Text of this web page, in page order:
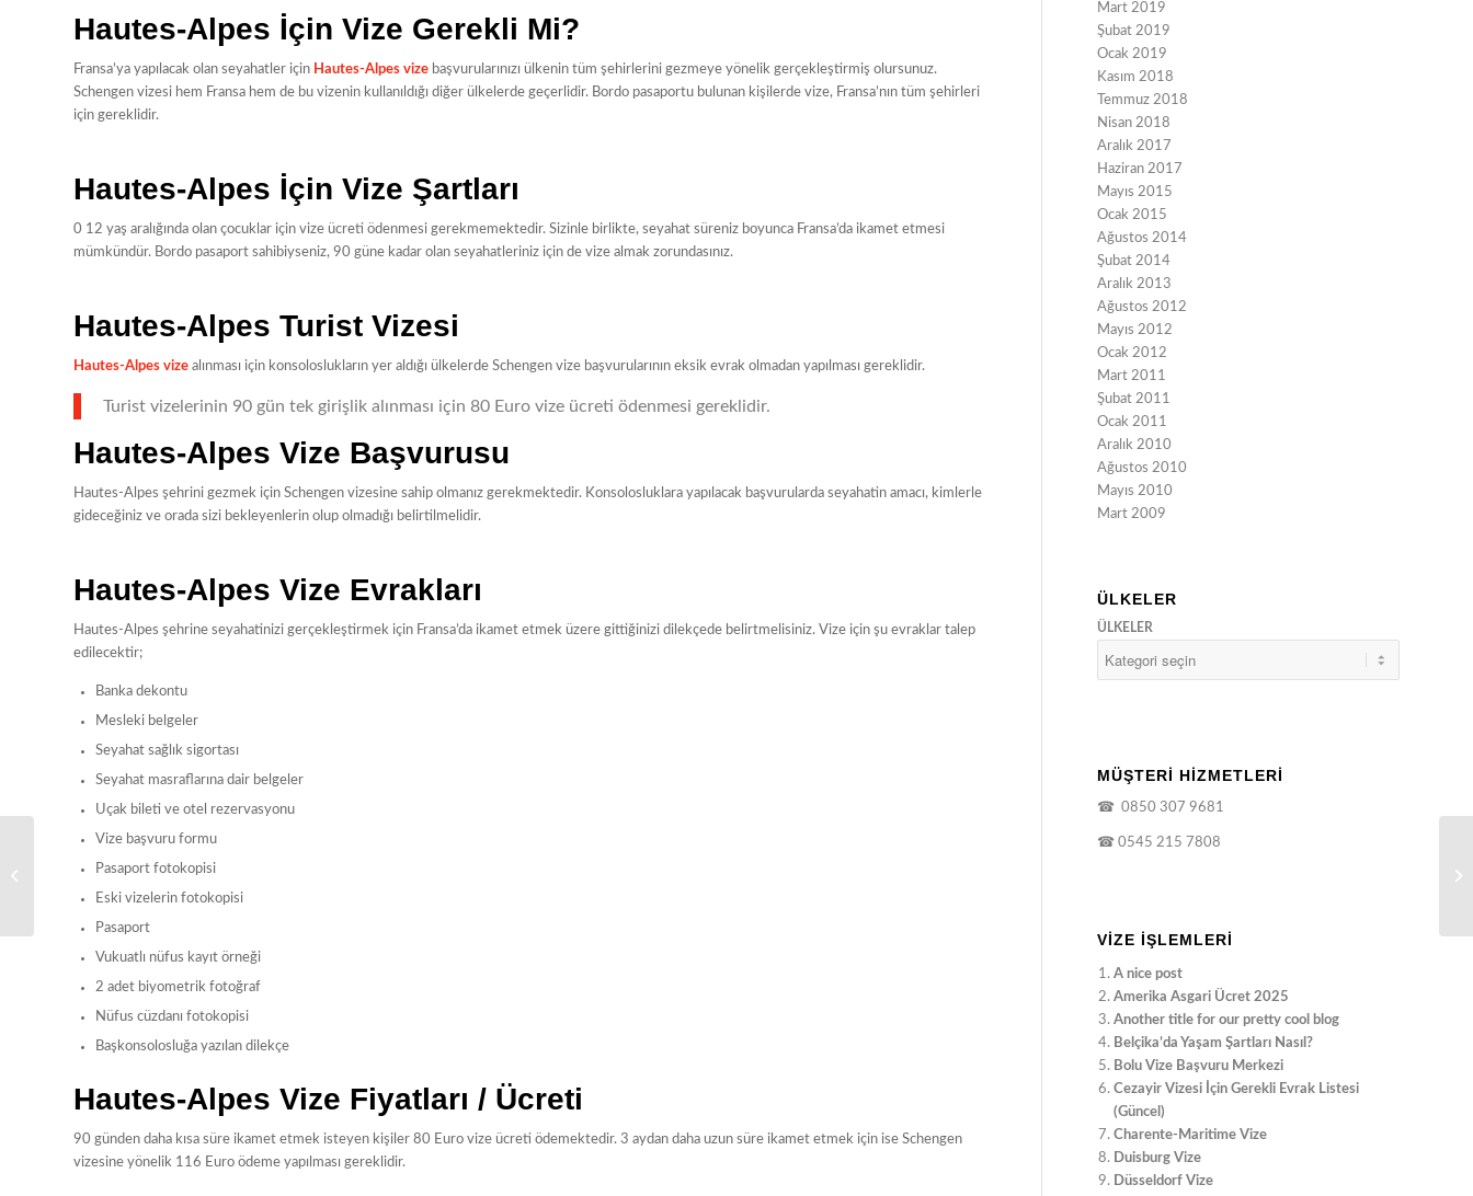
Hautes-Alpes İçin Vize Gerekli Mi?
Fransa’ya yapılacak olan seyahatler için Hautes-Alpes vize başvurularınızı ülkenin tüm şehirlerini gezmeye yönelik gerçekleştirmiş olursunuz.
Schengen vizesi hem Fransa hem de bu vizenin kullanıldığı diğer ülkelerde geçerlidir. Bordo pasaportu bulunan kişilerde vize, Fransa’nın tüm şehirleri
için gereklidir.
Hautes-Alpes İçin Vize Şartları
0 12 yaş aralığında olan çocuklar için vize ücreti ödenmesi gerekmemektedir. Sizinle birlikte, seyahat süreniz boyunca Fransa’da ikamet etmesi
mümkündür. Bordo pasaport sahibiyseniz, 90 güne kadar olan seyahatleriniz için de vize almak zorundasınız.
Hautes-Alpes Turist Vizesi
Hautes-Alpes vize alınması için konsoloslukların yer aldığı ülkelerde Schengen vize başvurularının eksik evrak olmadan yapılması gereklidir.
Turist vizelerinin 90 gün tek girişlik alınması için 80 Euro vize ücreti ödenmesi gereklidir.
Hautes-Alpes Vize Başvurusu
Hautes-Alpes şehrini gezmek için Schengen vizesine sahip olmanız gerekmektedir. Konsolosluklara yapılacak başvurularda seyahatin amacı, kimlerle
gideceğiniz ve orada sizi bekleyenlerin olup olmadığı belirtilmelidir.
Hautes-Alpes Vize Evrakları
Hautes-Alpes şehrine seyahatinizi gerçekleştirmek için Fransa’da ikamet etmek üzere gittiğinizi dilekçede belirtmelisiniz. Vize için şu evraklar talep
edilecektir;
Banka dekontu
Mesleki belgeler
Seyahat sağlık sigortası
Seyahat masraflarına dair belgeler
Uçak bileti ve otel rezervasyonu
Vize başvuru formu
Pasaport fotokopisi
Eski vizelerin fotokopisi
Pasaport
Vukuatlı nüfus kayıt örneği
2 adet biyometrik fotoğraf
Nüfus cüzdanı fotokopisi
Başkonsolosluğa yazılan dilekçe
Hautes-Alpes Vize Fiyatları / Ücreti
90 günden daha kısa süre ikamet etmek isteyen kişiler 80 Euro vize ücreti ödemektedir. 3 aydan daha uzun süre ikamet etmek için ise Schengen
vizesine yönelik 116 Euro ödeme yapılması gereklidir.
Mart 2019
Şubat 2019
Ocak 2019
Kasım 2018
Temmuz 2018
Nisan 2018
Aralık 2017
Haziran 2017
Mayıs 2015
Ocak 2015
Ağustos 2014
Şubat 2014
Aralık 2013
Ağustos 2012
Mayıs 2012
Ocak 2012
Mart 2011
Şubat 2011
Ocak 2011
Aralık 2010
Ağustos 2010
Mayıs 2010
Mart 2009
ÜLKELER
ÜLKELER
MÜŞTERİ HİZMETLERİ
☎ 0850 307 9681
☎ 0545 215 7808
VIZE İŞLEMLERI
A nice post
Amerika Asgari Ücret 2025
Another title for our pretty cool blog
Belçika’da Yaşam Şartları Nasıl?
Bolu Vize Başvuru Merkezi
Cezayir Vizesi İçin Gerekli Evrak Listesi
(Güncel)
Charente-Maritime Vize
Duisburg Vize
Düsseldorf Vize
Aisne Vize